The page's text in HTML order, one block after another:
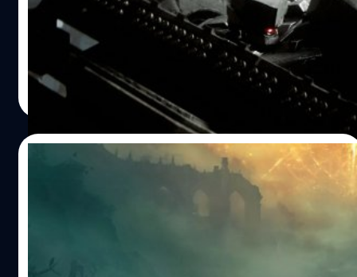
Armored Core VI กลายเป็นเกมขายดีใน Steam หลังจากหาย
ไปนานกว่า 26 ปี
จีรนาถ เรืองทรัพย์| 1077 days ago
Read More
ผู้แต่งเพลงในเกม Elden Ring ลาออกจากค่าย
FromSoftware หลังทำงานมา 12 ปี
ยูกะ คิตามูระ (Yuka Kitamura) นักแต่งเพลงชื่อดังจากค่าย
FromSoftware ได้ประกาศลาออกจากบริษัทแล้ว